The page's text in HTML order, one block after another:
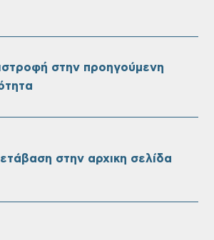
του συστήματος
Κατάταξης & Βαθμολογίας,
Χανίων
στην προηγούμενη
στην αρχικη σελίδα